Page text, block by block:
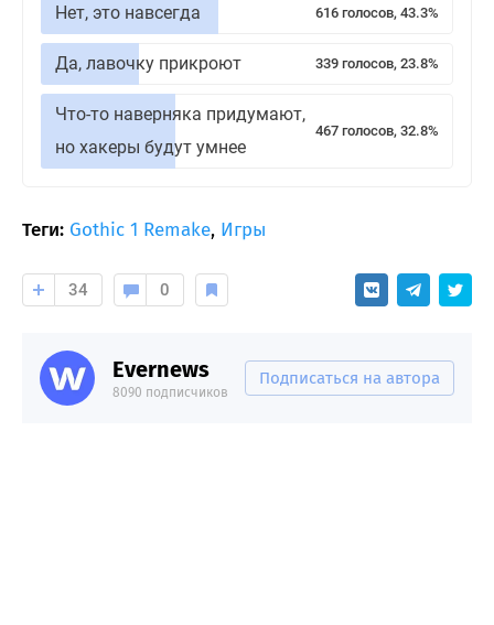
Нет, это навсегда 616 голосов, 43.3%
Да, лавочку прикроют 339 голосов, 23.8%
Что-то наверняка придумают,
но хакеры будут умнее
467 голосов, 32.8%
Теги: Gothic 1 Remake, Игры
34 0
Evernews
8090 подписчиков
Подписаться на автора